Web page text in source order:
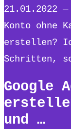
21.01.2022
Konto ohne
erstellen?
Schritten,
Google
und …